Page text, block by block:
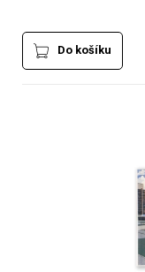
Do košíku